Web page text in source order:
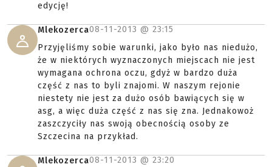
edycję!
Mlekozerca08-11-2013 @ 23:15
Przyjęliśmy sobie warunki, jako było nas niedużo,
że w niektórych wyznaczonych miejscach nie jest
wymagana ochrona oczu, gdyż w bardzo duża
część z nas to byli znajomi. W naszym rejonie
niestety nie jest za dużo osób bawiących się w
asg, a więc duża część z nas się zna. Jednakowoż
zaszczyciły nas swoją obecnością osoby ze
Szczecina na przykład.
Mlekozerca08-11-2013 @ 23:20